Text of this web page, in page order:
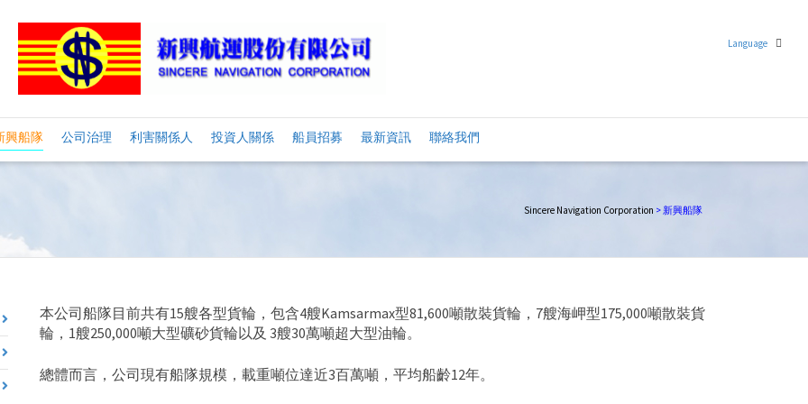
Language
繁體中文
興船隊 公司治理 利害關係人 投資人關係 船員招募 最新資訊 聯絡我們
Sincere Navigation Corporation >新興船隊
本公司船隊目前共有15艘各型貨輪，包含4艘Kamsarmax型81,600噸散裝貨輪，7艘海岬型175,000噸散裝貨
輪，1艘250,000噸大型礦砂貨輪以及 3艘30萬噸超大型油輪。
總體而言，公司現有船隊規模，載重噸位達近3百萬噸，平均船齡12年。